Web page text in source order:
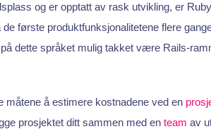
og er opptatt av rask utvikling, er
første produktfunksjonalitetene flere
dette språket mulig takket være Rails-
måtene å estimere kostnadene ved en
prosjektet ditt sammen med en team av